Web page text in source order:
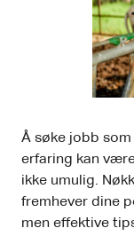
Å søke jobb
erfaring kan
ikke umulig.
fremhever dine
men effektive